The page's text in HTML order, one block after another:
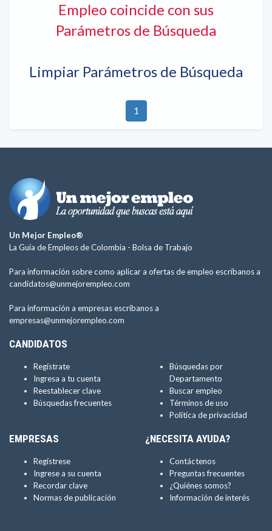
Empleo coincide con sus
Parámetros de Búsqueda
Limpiar Parámetros de Búsqueda
1
Un Mejor Empleo®
La Guía de Empleos de Colombia - Bolsa de Trabajo
Para información sobre como aplicar a ofertas de empleo escríbanos a
candidatos@unmejorempleo.com
Para información a empresas escríbanos a
empresas@unmejorempleo.com
CANDIDATOS
Regístrate
Ingresa a tu cuenta
Reestablecer clave
Búsquedas frecuentes
Búsquedas por
Departamento
Buscar empleo
Términos de uso
Política de privacidad
EMPRESAS
Regístrese
Ingrese a su cuenta
Recordar clave
Normas de publicación
¿NECESITA AYUDA?
Contáctenos
Preguntas frecuentes
¿Quiénes somos?
Información de interés